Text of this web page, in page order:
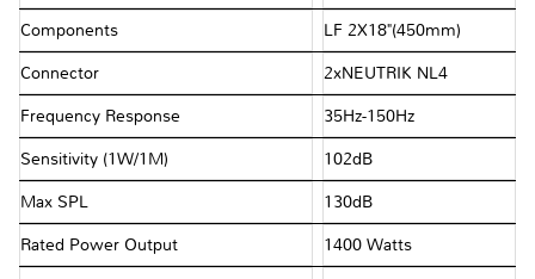
Components LF 2X18"(450mm)
Connector 2xNEUTRIK NL4
Frequency Response 35Hz-150Hz
Sensitivity (1W/1M) 102dB
Max SPL 130dB
Rated Power Output 1400 Watts